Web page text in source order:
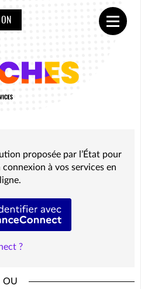
Ouvrir
proposée par l’État pour
à vos services en
ligne.
S’identifier avec FranceConnect
?